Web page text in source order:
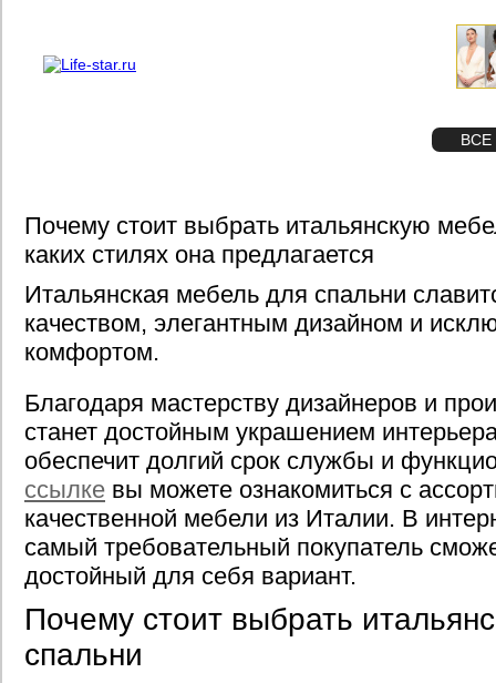
ВСЕ
Почему стоит выбрать итальянскую
каких стилях она предлагается
Итальянская мебель для спальни
качеством, элегантным дизайном и
комфортом.
Благодаря мастерству дизайнеров и
станет достойным украшением
обеспечит долгий срок службы и
ссылке вы можете ознакомиться с
качественной мебели из Италии. В
самый требовательный покупатель
достойный для себя вариант.
Почему стоит выбрать
спальни